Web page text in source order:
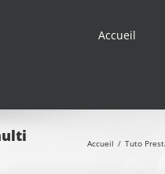
Accueil
Accueil / Tuto